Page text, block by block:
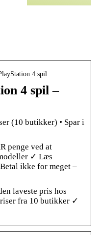
4 spil
4 spil –
(10 butikker) • Spar i
penge ved at
✓ Læs
ikke for meget –
laveste pris hos
fra 10 butikker ✓